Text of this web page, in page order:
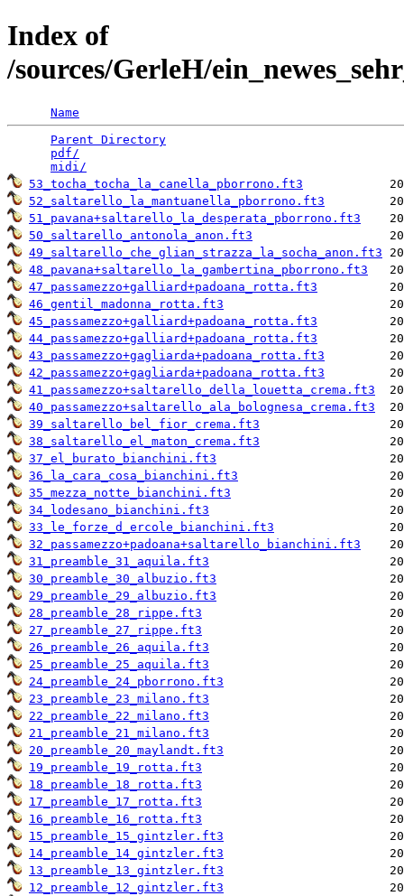
Index of
/sources/GerleH/
Name
Parent Directory
pdf/
midi/
53_tocha_tocha_la_canella_pborrono.ft3
52_saltarello_la_mantuanella_pborrono.ft3
51_pavana+saltarello_la_desperata_pborrono.ft3
50_saltarello_antonola_anon.ft3
49_saltarello_che_glian_strazza_la_socha_anon.ft3
48_pavana+saltarello_la_gambertina_pborrono.ft3
47_passamezzo+galliard+padoana_rotta.ft3
46_gentil_madonna_rotta.ft3
45_passamezzo+galliard+padoana_rotta.ft3
44_passamezzo+galliard+padoana_rotta.ft3
43_passamezzo+gagliarda+padoana_rotta.ft3
42_passamezzo+gagliarda+padoana_rotta.ft3
41_passamezzo+saltarello_della_louetta_crema.ft3
40_passamezzo+saltarello_ala_bolognesa_crema.ft3
39_saltarello_bel_fior_crema.ft3
38_saltarello_el_maton_crema.ft3
37_el_burato_bianchini.ft3
36_la_cara_cosa_bianchini.ft3
35_mezza_notte_bianchini.ft3
34_lodesano_bianchini.ft3
33_le_forze_d_ercole_bianchini.ft3
32_passamezzo+padoana+saltarello_bianchini.ft3
31_preamble_31_aquila.ft3
30_preamble_30_albuzio.ft3
29_preamble_29_albuzio.ft3
28_preamble_28_rippe.ft3
27_preamble_27_rippe.ft3
26_preamble_26_aquila.ft3
25_preamble_25_aquila.ft3
24_preamble_24_pborrono.ft3
23_preamble_23_milano.ft3
22_preamble_22_milano.ft3
21_preamble_21_milano.ft3
20_preamble_20_maylandt.ft3
19_preamble_19_rotta.ft3
18_preamble_18_rotta.ft3
17_preamble_17_rotta.ft3
16_preamble_16_rotta.ft3
15_preamble_15_gintzler.ft3
14_preamble_14_gintzler.ft3
13_preamble_13_gintzler.ft3
12_preamble_12_gintzler.ft3